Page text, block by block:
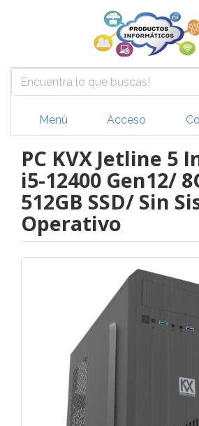
Menú Acceso
PC KVX Jetline 5
i5-12400 Gen12/
512GB SSD/ Sin
Operativo